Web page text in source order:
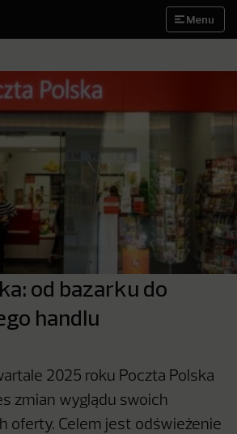
Menu
od bazarku do
handlu
2025 roku Poczta Polska
zmian wyglądu swoich
oferty. Celem jest odświeżenie